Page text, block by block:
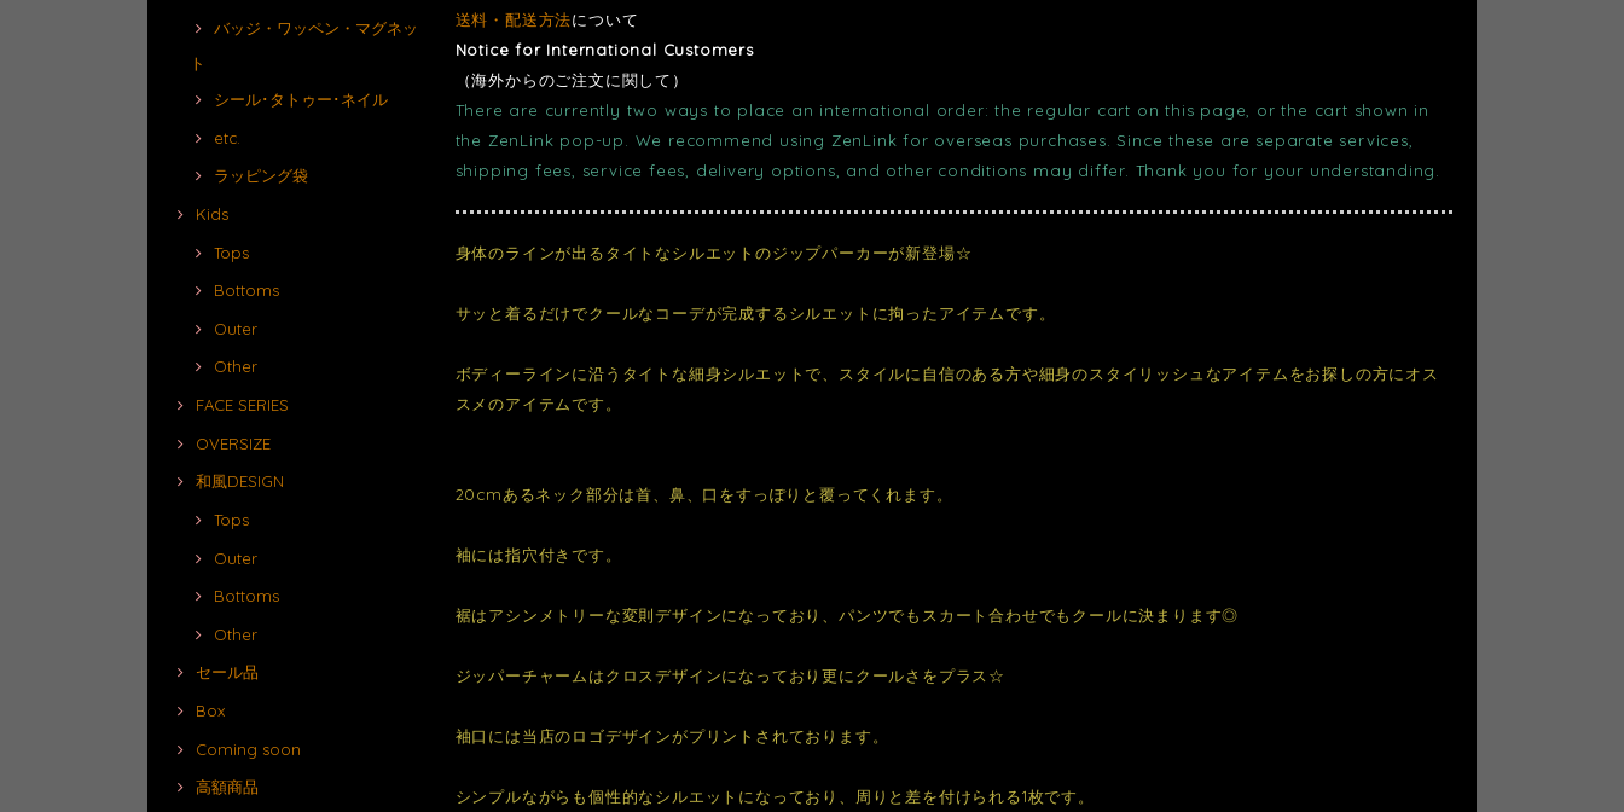
バッジ・ワッペン・マグネッ
ト
シール･タトゥー･ネイル
etc.
ラッピング袋
Kids
Tops
Bottoms
Outer
Other
FACE SERIES
OVERSIZE
和風DESIGN
Tops
Outer
Bottoms
Other
セール品
Box
Coming soon
高額商品
送料・配送方法について
Notice for International Customers
（海外からのご注文に関して）
There are currently two ways to place an international order: the regular cart on this page, or the cart shown in
the ZenLink pop-up. We recommend using ZenLink for overseas purchases. Since these are separate services,
shipping fees, service fees, delivery options, and other conditions may differ. Thank you for your understanding.
身体のラインが出るタイトなシルエットのジップパーカーが新登場☆
サッと着るだけでクールなコーデが完成するシルエットに拘ったアイテムです。
ボディーラインに沿うタイトな細身シルエットで、スタイルに自信のある方や細身のスタイリッシュなアイテムをお探しの方にオス
スメのアイテムです。
20cmあるネック部分は首、鼻、口をすっぽりと覆ってくれます。
袖には指穴付きです。
裾はアシンメトリーな変則デザインになっており、パンツでもスカート合わせでもクールに決まります◎
ジッパーチャームはクロスデザインになっており更にクールさをプラス☆
袖口には当店のロゴデザインがプリントされております。
シンプルながらも個性的なシルエットになっており、周りと差を付けられる1枚です。